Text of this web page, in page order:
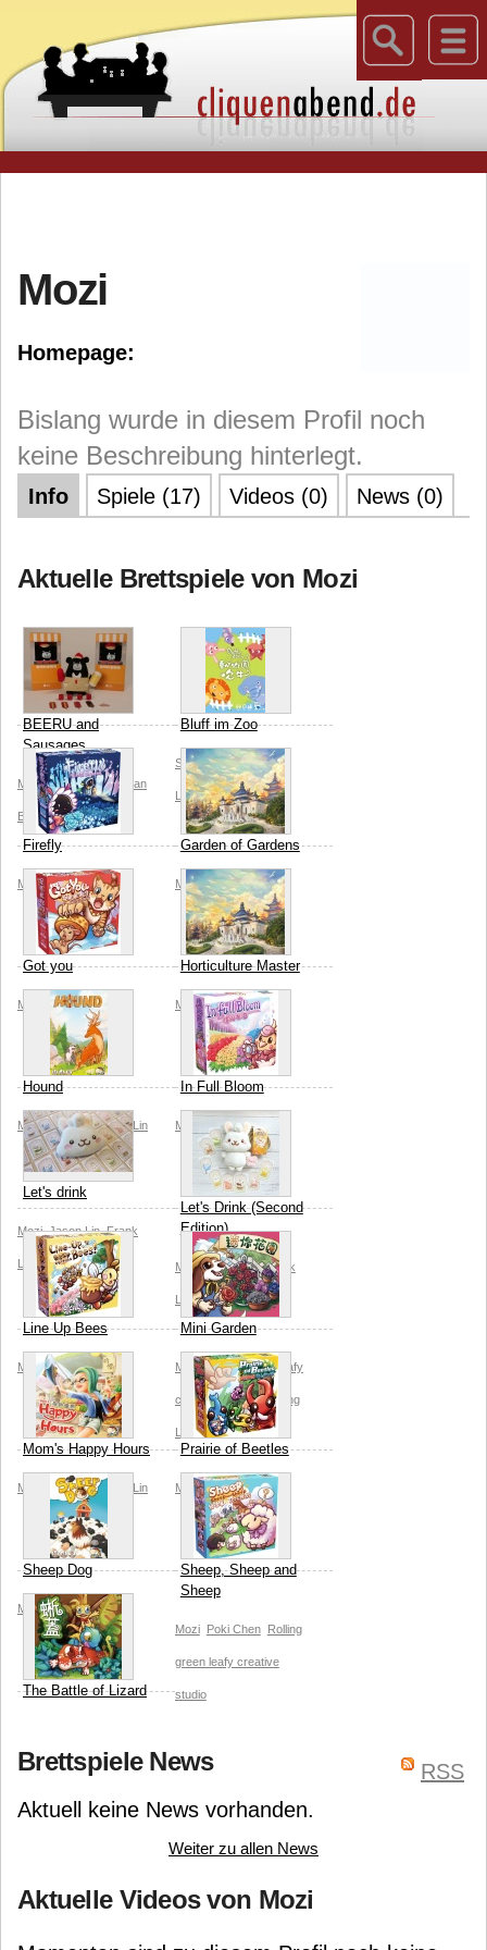
Mozi
Homepage:
Bislang wurde in diesem Profil noch
keine Beschreibung hinterlegt.
Info Spiele (17) Videos (0) News (0)
Aktuelle Brettspiele von Mozi
BEERU and
Sausages
Mozi Yang Ming Taiwan
Bar Studio
Bluff im Zoo
Swan Panasia Bono
Light Mozi
Firefly
Mozi
Garden of Gardens
Mozi Lin Yen-Kuang
Got you
Mozi
Horticulture Master
Mozi Lin Yen-Kuang
Hound
Mozi Jason Lin Shin Lin
In Full Bloom
Mozi
Let's drink
Mozi Jason Lin Frank
Liu
Let's Drink (Second
Edition)
Mozi Jason Lin Frank
Liu
Line Up Bees
Mozi
Mini Garden
Mozi Rolling green leafy
creative studio An-Ping
Liu
Mom's Happy Hours
Mozi Jason Lin Shin Lin
Prairie of Beetles
Mozi Ming Zhe Chen
Sheep Dog
Mozi
Sheep, Sheep and
Sheep
Mozi Poki Chen Rolling
green leafy creative
studio
The Battle of Lizard
creative studio Pin Chen RSS
Brettspiele News
Aktuell keine News vorhanden.
Weiter zu allen News
Aktuelle Videos von Mozi